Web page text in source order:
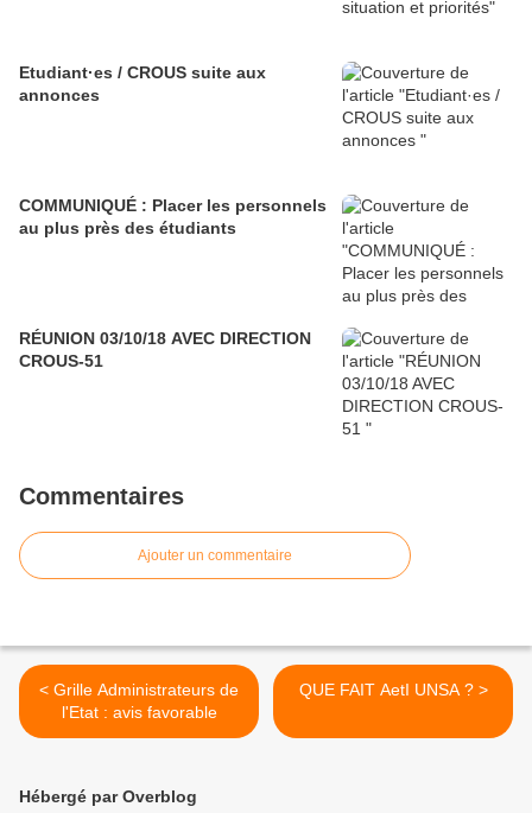
Etudiant·es / CROUS suite aux
annonces
COMMUNIQUÉ : Placer les personnels
au plus près des étudiants
RÉUNION 03/10/18 AVEC DIRECTION
CROUS-51
Commentaires
Ajouter un commentaire
< Grille Administrateurs de
l'Etat : avis favorable
QUE FAIT AetI UNSA ? >
Hébergé par Overblog